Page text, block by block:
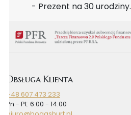
- Prezent na 30 urodziny.
Obsługa Klienta
+48 607 473 233
Pn - Pt: 6.00 - 14.00